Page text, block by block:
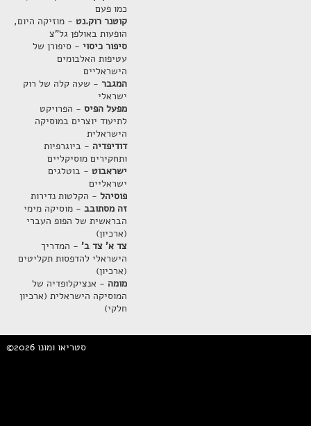
כמו פעם
קוטנר רוק.נט - מוזיקה היום,
הופעות באולפן גל"צ
סיפור כיסוי- סיפורן של
עטיפות האלבומים
הישראליים
המגבר- שעה קלה של רוק
ישראלי
מפעל הפיס- הפרויקט
לתיעוד יוצרים במוסיקה
הישראלית
דודיפדיה - ביוגרפיות
ותחקירים מוסיקליים
ישראבוט - בוטלגים
ישראליים
פוסיהל- הקלטות נדירות
זה מסתובב- מוסיקה מימי
הבראשית של הפופ העברי
(ארכיון)
צד א' צד ב'- המדריך
הישראלי להדפסות תקליטים
(ארכיון)
מומה - אנציקלופדיה של
המוסיקה הישראלית (ארכיון
חלקי)
©2026 סטריאו ומונו